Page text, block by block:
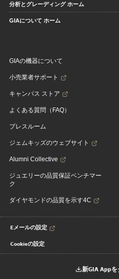
分析とグレーディング ホーム
GIAについて ホーム
GIAの機器について
小売業者サポート
キャンパス ストア
よくある質問（FAQ）
プレスルーム
ジェムキッズのウェブサイト
Alumni Collective
ジュエリーの品質保証ベンチマー
ク
ダイヤモンドの品質を示す4C
Eメールの設定
Cookieの設定
新GIA App